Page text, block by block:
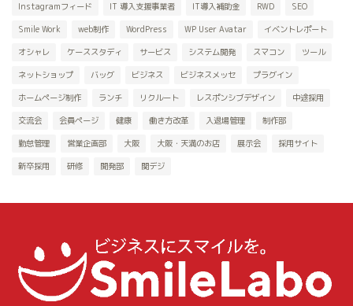
Instagramフィード IT 導入支援事業者 IT導入補助金 RWD SEO
Smile Work web制作 WordPress WP User Avatar イベントレポート
オシャレ ケーススタディ サービス システム開発 スマコン ツール
ネットショップ バッグ ビジネス ビジネスメッセ プラグイン
ホームページ制作 ランチ リクルート レスポンシブデザイン 中途採用
交流会 会員ページ 健康 働き方改革 入退場管理 制作部
勤怠管理 営業企画部 大阪 大阪・天満のお店 展示会 採用サイト
新卒採用 研修 開発部 関デジ